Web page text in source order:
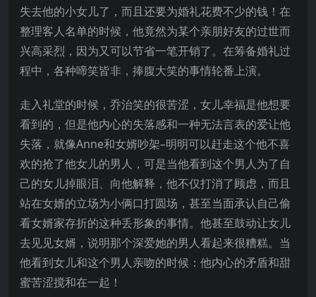
失去他的小女儿了，而且还要为婚礼花费不少的钱！在
整理客人名单的时候，他竟然为某个亲朋好友的过世而
兴高采烈，因为又可以节省一笔开销了。在筹备婚礼过
程中，各种啼笑皆非，捧腹大笑的事情轮番上演。
走入礼堂的时候，乔治笑的很苦涩，女儿幸福是他想要
看到的，但是他内心的失落感和一种无法言表的爱让他
失落，就像Anne和女婿吵架–明明可以赶走这个他不喜
欢的抢了他女儿的男人，可是当他看到这个男人为了自
己的女儿掉眼泪、向他解释，他不仅打消了顾虑，而且
站在女婿的立场为小俩口打圆场，甚至当面承认自己偷
看女婿家存折的这种丢形象的事情。他甚至鼓动让女儿
去见见女婿，说明那个深爱她的男人看起来很糟糕。当
他看到女儿和这个男人亲吻的时候：他内心的矛盾和甜
蜜苦涩搅和在一起！